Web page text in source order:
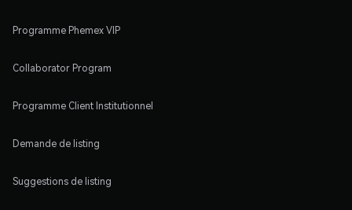
Programme Phemex VIP
Collaborator Program
Programme Client Institutionnel
Demande de listing
Suggestions de listing